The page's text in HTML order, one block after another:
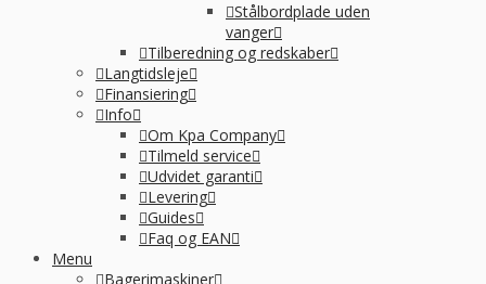
Stålbordplade uden
vanger
Tilberedning og redskaber
Langtidsleje
Finansiering
Info
Om Kpa Company
Tilmeld service
Udvidet garanti
Levering
Guides
Faq og EAN
Menu
Bagerimaskiner